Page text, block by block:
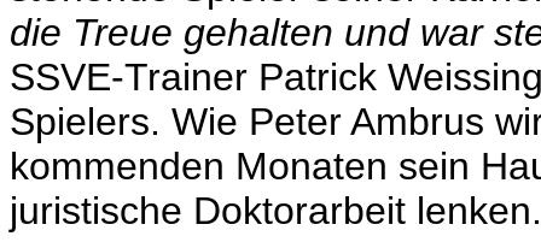
die Treue gehalten und war
SSVE-Trainer Patrick
Spielers. Wie Peter Ambrus
kommenden Monaten sein
juristische Doktorarbeit lenken.